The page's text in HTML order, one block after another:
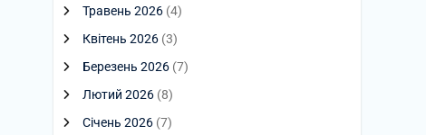
Травень 2026 (4)
Квітень 2026 (3)
Березень 2026 (7)
Лютий 2026 (8)
Січень 2026 (7)